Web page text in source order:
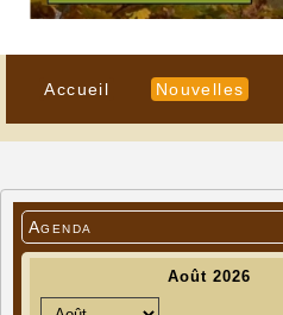
Accueil Nouvelles
Agenda